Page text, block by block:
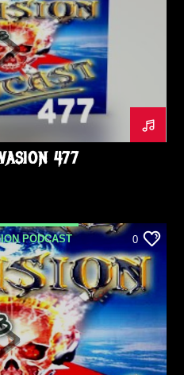
477
PODCAST 0